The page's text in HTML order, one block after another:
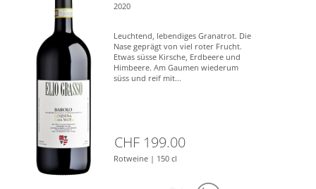
2020
Leuchtend, lebendiges Granatrot. Die
Nase geprägt von viel roter Frucht.
Etwas süsse Kirsche, Erdbeere und
Himbeere. Am Gaumen wiederum
süss und reif mit...
CHF 199.00
Rotweine | 150 cl